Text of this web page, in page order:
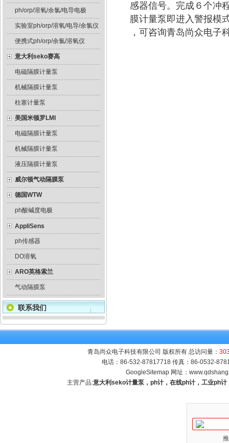
ph/orp/溶氧/余氯/电导电极
实验室ph/orp/溶氧/电导/余氯仪
便携式ph/orp/余氯/溶氧仪
意大利seko赛高
电磁隔膜计量泵
机械隔膜计量泵
柱塞计量泵
美国米顿罗LMI
电磁隔膜计量泵
机械隔膜计量泵
液压隔膜计量泵
威尔顿气动隔膜泵
德国WTW
ph酸碱度电极
AppliSens
ph传感器
DO溶氧
ARO英格索兰
气动隔膜泵
联系我们
感器信号。完成６个冲
膜计量泵即进入警报模
，可咨询青岛尚众电
青岛尚众电子科技有限公司 版权所有 总访问量：
电话：86-532-87817718 传真：86-0532-
GoogleSitemap 网址：
主营产品:意大利seko计量泵，ph计，在线ph计，工业ph